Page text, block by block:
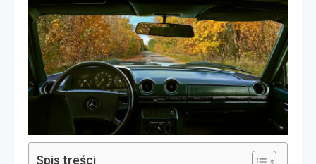
Spis treści